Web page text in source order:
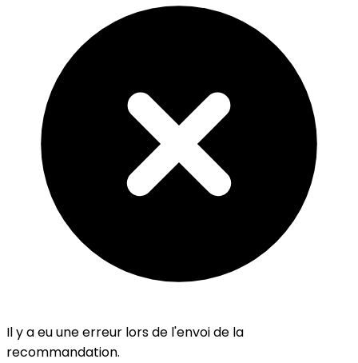
Il y a eu une erreur lors de l'envoi de la
recommandation.